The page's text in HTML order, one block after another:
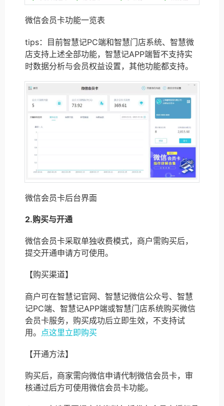
微信会员卡功能一览表
tips：目前智慧记PC端和智慧门店系统、智慧微
店支持上述全部功能，智慧记APP端暂不支持实
时数据分析与会员权益设置，其他功能都支持。
微信会员卡后台界面
2.购买与开通
微信会员卡采取单独收费模式，商户需购买后，
提交开通申请方可使用。
【购买渠道】
商户可在智慧记官网、智慧记微信公众号、智慧
记PC端、智慧记APP端或智慧门店系统购买微信
会员卡服务，购买成功后立即生效，不支持试
用。 点这里立即购买
【开通方法】
购买后，商家需向微信申请代制微信会员卡，审
核通过后方可使用微信会员卡功能。